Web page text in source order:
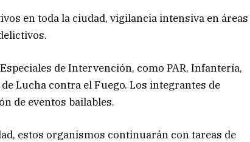
en toda la ciudad, vigilancia intensiva en áreas
de Intervención, como PAR, Infantería,
Lucha contra el Fuego. Los integrantes de
de eventos bailables.
estos organismos continuarán con tareas de